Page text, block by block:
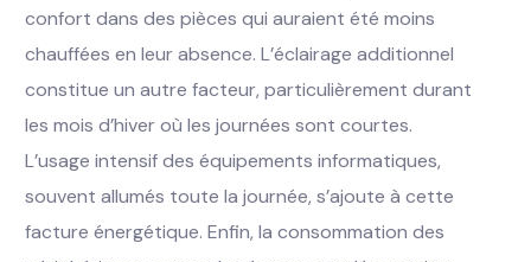
confort dans des pièces qui auraient été moins
chauffées en leur absence. L’éclairage additionnel
constitue un autre facteur, particulièrement durant
les mois d’hiver où les journées sont courtes.
L’usage intensif des équipements informatiques,
souvent allumés toute la journée, s’ajoute à cette
facture énergétique. Enfin, la consommation des